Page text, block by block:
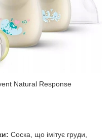
Natural Response
Соска, що імітує груди,